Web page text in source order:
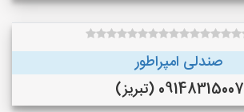
صندلی امپراطور
09148315007 (تبریز)